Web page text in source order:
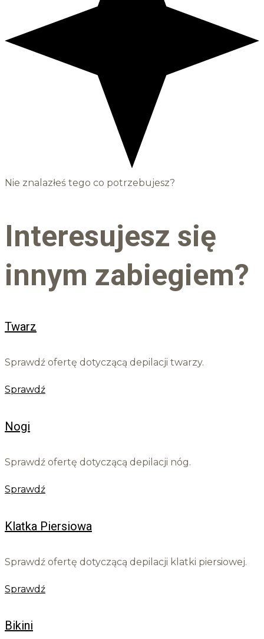
Nie znalazłeś tego co potrzebujesz?
Interesujesz się
innym zabiegiem?
Twarz
Sprawdź ofertę dotyczącą depilacji twarzy.
Sprawdź
Nogi
Sprawdź ofertę dotyczącą depilacji nóg.
Sprawdź
Klatka Piersiowa
Sprawdź ofertę dotyczącą depilacji klatki piersiowej.
Sprawdź
Bikini